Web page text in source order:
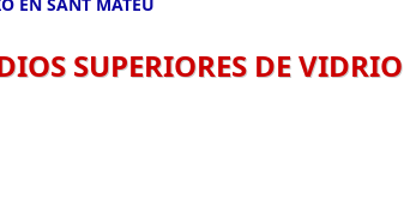
SUPERIORES DE VIDRIO